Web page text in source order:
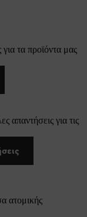
τα προϊόντα μας
απαντήσεις για τις
ατομικής